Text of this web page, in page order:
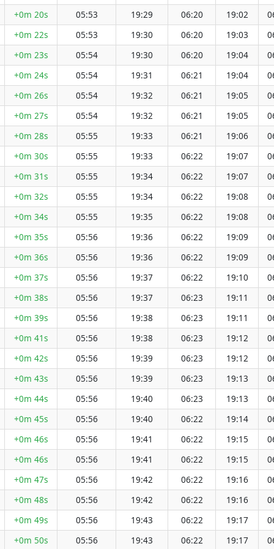
+0m 20s 05:53 19:29 06:20 19:02
+0m 22s
05:53 19:30 06:20 19:03
+0m 23s
05:54 19:30 06:20 19:04
+0m 24s
05:54 19:31 06:21 19:04
+0m 26s
05:54 19:32 06:21 19:05
+0m 27s
05:54 19:32 06:21 19:05
+0m 28s
05:55 19:33 06:21 19:06
+0m 30s
05:55 19:33 06:22 19:07
+0m 31s
05:55 19:34 06:22 19:07
+0m 32s
05:55 19:34 06:22 19:08
+0m 34s
05:55 19:35 06:22 19:08
+0m 35s
05:56 19:36 06:22 19:09
+0m 36s
05:56 19:36 06:22 19:09
+0m 37s
05:56 19:37 06:22 19:10
+0m 38s
05:56 19:37 06:23 19:11
+0m 39s
05:56 19:38 06:23 19:11
+0m 41s
05:56 19:38 06:23 19:12
+0m 42s
05:56 19:39 06:23 19:12
+0m 43s
05:56 19:39 06:23 19:13
+0m 44s
05:56 19:40 06:23 19:13
+0m 45s
05:56 19:40 06:22 19:14
+0m 46s
05:56 19:41 06:22 19:15
+0m 46s
05:56 19:41 06:22 19:15
+0m 47s
05:56 19:42 06:22 19:16
+0m 48s
05:56 19:42 06:22 19:16
+0m 49s
05:56 19:43 06:22 19:17
+0m 50s
05:56 19:43 06:22 19:17